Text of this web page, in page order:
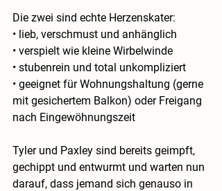
Die zwei sind echte Herzenskater:
• lieb, verschmust und anhänglich
• verspielt wie kleine Wirbelwinde
• stubenrein und total unkompliziert
• geeignet für Wohnungshaltung (gerne
mit gesichertem Balkon) oder Freigang
nach Eingewöhnungszeit
Tyler und Paxley sind bereits geimpft,
gechippt und entwurmt und warten nun
darauf, dass jemand sich genauso in